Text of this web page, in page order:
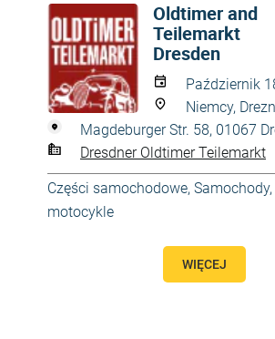
Oldtimer and
Teilemarkt
Dresden
Październik
Niemcy,
Magdeburger Str. 58, 01067
Dresdner Oldtimer Teilemarkt
Części samochodowe, Samochody,
motocykle
WIĘCEJ